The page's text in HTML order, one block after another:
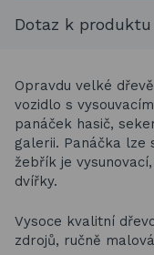
Dotaz k produktu
Opravdu velké
vozidlo s
panáček hasič,
galerii. Panáčka lze
žebřík je
dvířky.
Vysoce kvalitní
zdrojů, ručně